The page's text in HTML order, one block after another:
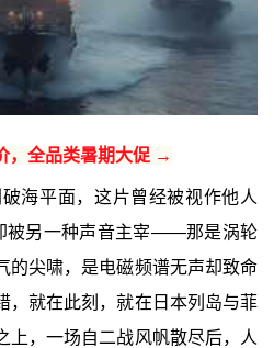
，全品类暑期大促 →
海平面，这片曾经被视作他人
被另一种声音主宰——那是涡轮
的尖啸，是电磁频谱无声却致命
，就在此刻，就在日本列岛与菲
上，一场自二战风帆散尽后，人